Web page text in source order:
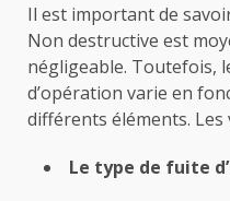
Il est important de
Non destructive est
négligeable. Toutefois,
d’opération varie en
différents éléments. Les
Le type de fuite